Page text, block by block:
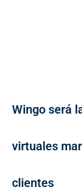
Wingo será
virtuales
clientes